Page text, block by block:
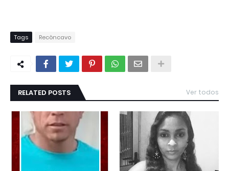
Tags Recôncavo
RELATED POSTS Ver todos